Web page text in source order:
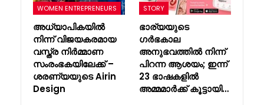
WOMEN ENTREPRENEURS
അധ്യാപികയിൽ
നിന്ന് വിജയകരമായ
വസ്ത്ര നിർമ്മാണ
സംരംഭകയിലേക്ക് –
ശരണ്യയുടെ Airin
Design
STORY
ഭാര്യയുടെ
ഗർഭകാല
അനുഭവത്തിൽ നിന്ന്
പിറന്ന ആശയം; ഇന്ന്
23 ഭാഷകളിൽ
അമ്മമാർക്ക് കൂട്ടായി…